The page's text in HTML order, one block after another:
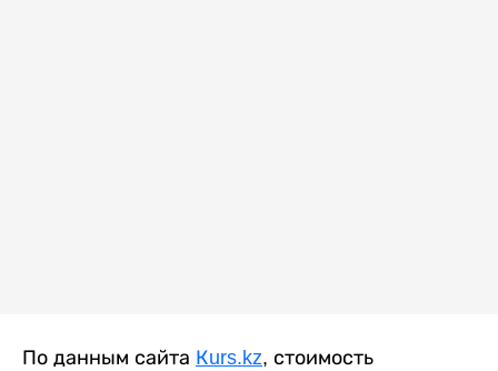
По данным сайта Кurs.kz, стоимость